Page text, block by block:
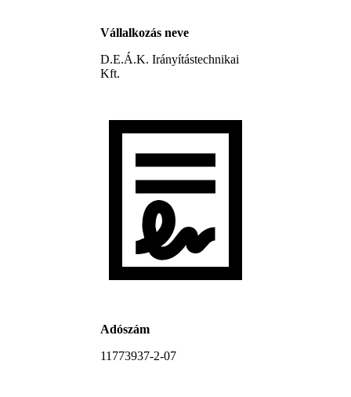
Vállalkozás neve
D.E.Á.K. Irányítástechnikai
Kft.
Adószám
11773937-2-07